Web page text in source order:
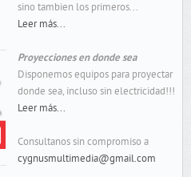
sino tambien los primeros...
Leer más...
Proyecciones en donde sea
Disponemos equipos para proyectar
donde sea, incluso sin electricidad!!!
Leer más...
Consultanos sin compromiso a
cygnusmultimedia@gmail.com